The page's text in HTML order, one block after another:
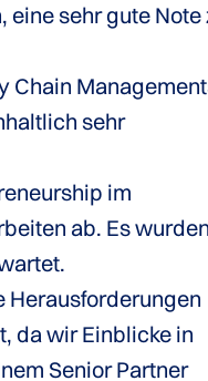
sehr gute Note
Chain
sehr
im
ab. Es wurden
Herausforderungen
da wir Einblicke in
Senior Partner